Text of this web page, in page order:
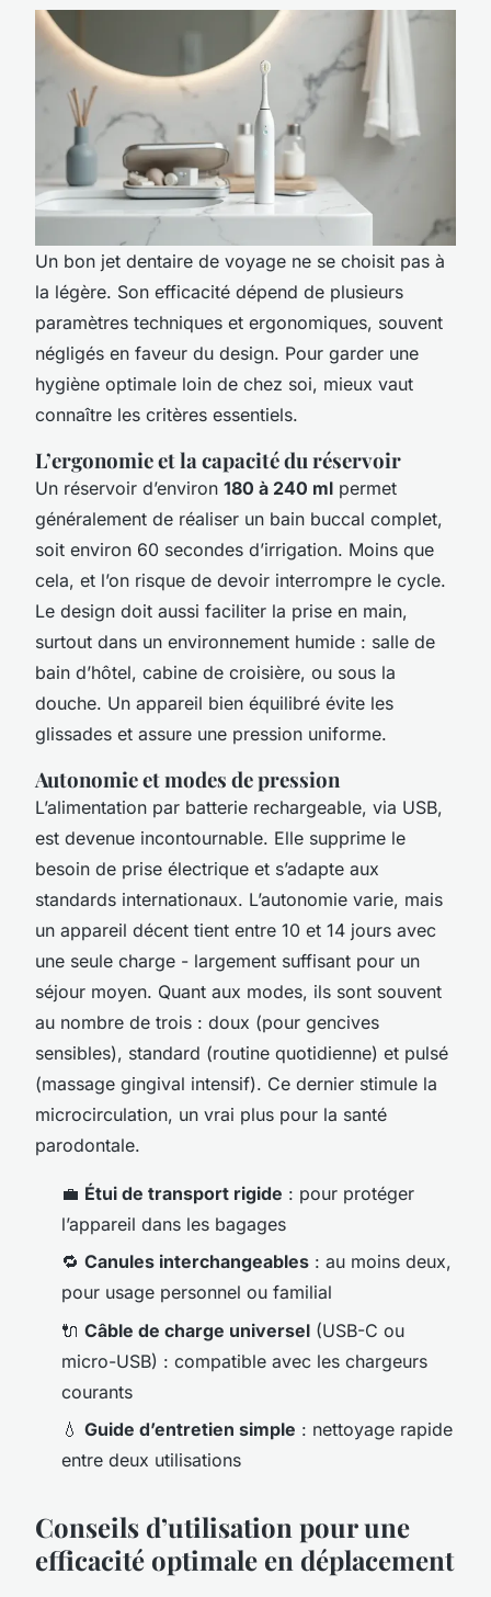
Un bon jet dentaire de voyage ne se choisit pas à
la légère. Son efficacité dépend de plusieurs
paramètres techniques et ergonomiques, souvent
négligés en faveur du design. Pour garder une
hygiène optimale loin de chez soi, mieux vaut
connaître les critères essentiels.
L’ergonomie et la capacité du réservoir
Un réservoir d’environ 180 à 240 ml permet
généralement de réaliser un bain buccal complet,
soit environ 60 secondes d’irrigation. Moins que
cela, et l’on risque de devoir interrompre le cycle.
Le design doit aussi faciliter la prise en main,
surtout dans un environnement humide : salle de
bain d’hôtel, cabine de croisière, ou sous la
douche. Un appareil bien équilibré évite les
glissades et assure une pression uniforme.
Autonomie et modes de pression
L’alimentation par batterie rechargeable, via USB,
est devenue incontournable. Elle supprime le
besoin de prise électrique et s’adapte aux
standards internationaux. L’autonomie varie, mais
un appareil décent tient entre 10 et 14 jours avec
une seule charge - largement suffisant pour un
séjour moyen. Quant aux modes, ils sont souvent
au nombre de trois : doux (pour gencives
sensibles), standard (routine quotidienne) et pulsé
(massage gingival intensif). Ce dernier stimule la
microcirculation, un vrai plus pour la santé
parodontale.
💼 Étui de transport rigide : pour protéger
l’appareil dans les bagages
🔁 Canules interchangeables : au moins deux,
pour usage personnel ou familial
🔌 Câble de charge universel (USB-C ou
micro-USB) : compatible avec les chargeurs
courants
💧 Guide d’entretien simple : nettoyage rapide
entre deux utilisations
Conseils d’utilisation pour une
efficacité optimale en déplacement